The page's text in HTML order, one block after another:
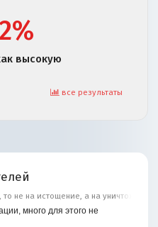
высокую
все результаты
не на истощение, а на уничтожение
много для этого не